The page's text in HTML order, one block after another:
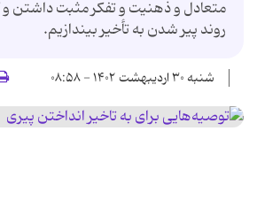
متعادل و ذهنیت و تفکر مثبت
روند پیر شدن به تأخیر بیندازیم.
شنبه ۳۰ اردیبهشت ۱۴۰۲ - ۰۸:۵۸